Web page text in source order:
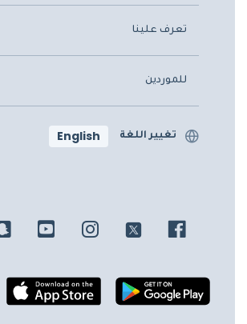
تعرف علينا
للموردين
تغيير اللغة English